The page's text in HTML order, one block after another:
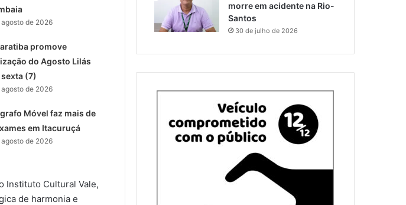
de 2026
promove
do Agosto Lilás
(7)
agosto de 2026
Móvel faz mais de
em Itacuruçá
agosto de 2026
Instituto Cultural Vale,
de harmonia e
morre em acidente na Rio-
Santos
30 de julho de 2026